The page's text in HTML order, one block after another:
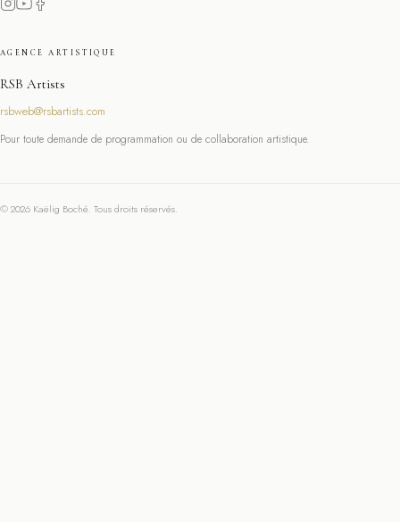
AGENCE ARTISTIQUE
RSB Artists
rsbweb@rsbartists.com
Pour toute demande de programmation ou de collaboration artistique.
© 2026 Kaëlig Boché. Tous droits réservés.